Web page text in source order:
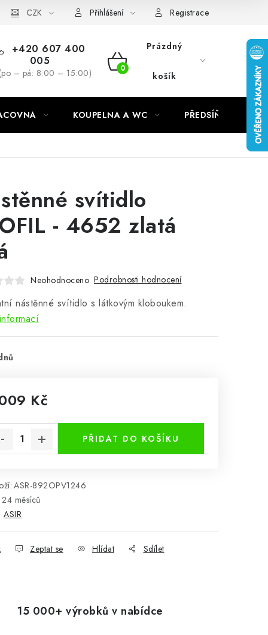
CZK Přihlášení Registrace
+420 607 400
005
– pá: 8:00 – 15:00)
NÁKUPNÍ
Prázdný
košík
KOUPELNA A WC PŘEDSÍŇ
svítidlo
- 4652 zlatá
Neohodnoceno Podrobnosti hodnocení
nástěnné svítidlo s látkovým kloboukem.
Kč
PŘIDAT DO KOŠÍKU
ASR-892OPV1246
24 měsíců
ASIR
Zeptat se Hlídat Sdílet
15 000+ výrobků v nabídce